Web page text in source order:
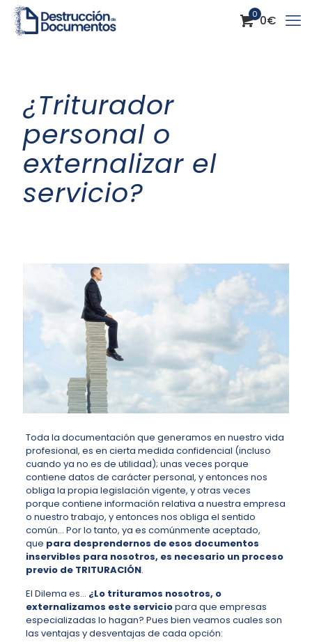
0 0€
¿Triturador
personal o
externalizar el
servicio?
Toda la documentación que generamos en nuestro vida
profesional, es en cierta medida confidencial (incluso
cuando ya no es de utilidad); unas veces porque
contiene datos de carácter personal, y entonces nos
obliga la propia legislación vigente, y otras veces
porque contiene información relativa a nuestra empresa
o nuestro trabajo, y entonces nos obliga el sentido
común… Por lo tanto, ya es comúnmente aceptado,
que para desprendernos de esos documentos
inservibles para nosotros, es necesario un proceso
previo de TRITURACIÓN.
El Dilema es… ¿Lo trituramos nosotros, o
externalizamos este serviciopara que empresas
especializadas lo hagan? Pues bien veamos cuales son
las ventajas y desventajas de cada opción: